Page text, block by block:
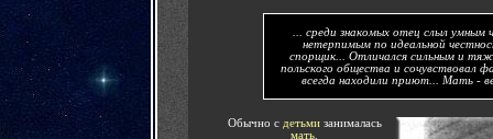
... среди знакомых отец слыл
нетерпимым по идеальной
спорщик... Отличался сильным и
польского общества и сочувствовал
всегда находили приют... Мать -
Обычно с детьми занималась
мать